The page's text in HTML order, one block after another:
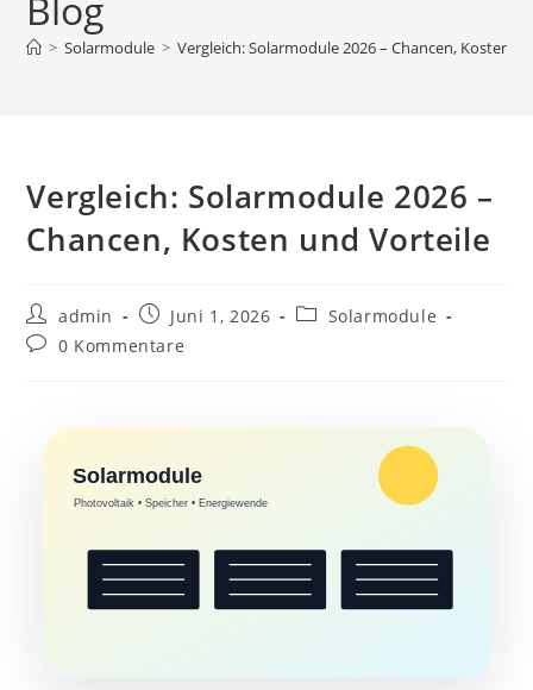
> Solarmodule > Vergleich: Solarmodule 2026 – Chancen, Kosten
Vergleich: Solarmodule 2026 –
Chancen, Kosten und Vorteile
Beitrags-
Autor:
admin
Beitrag
veröffentlicht:
Juni 1, 2026
Beitrags-
Solarmodule
Beitrags-
0 Kommentare
Solarmodule
Photovoltaik • Speicher • Energiewende